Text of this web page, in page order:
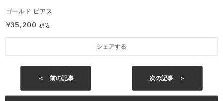
ゴールド ピアス
¥35,200税込
シェアする
＜ 前の記事 次の記事 ＞